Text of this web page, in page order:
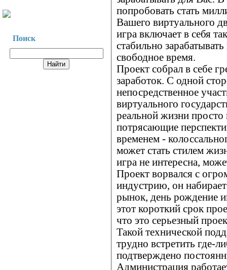
Поиск
попробовать стать
Вашего
игра включает в себя
стабильно
свободное время.
Проект собрал в себе
заработок. С одной
непосредственное
виртуального
реальной жизни
потрясающие
временем -
может стать стилем
игра не интересна,
Проект ворвался с
индустрию, он
рынок, день рождение
этот короткий срок
что это серьезный
Такой технической
трудно встретить где-
подтверждено
Администрация